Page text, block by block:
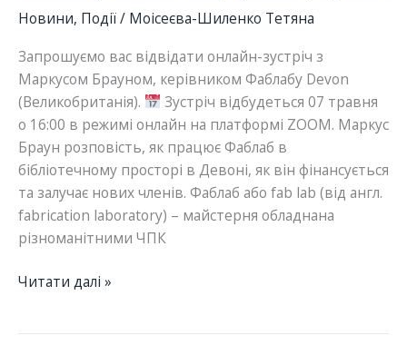
Новини, Події/ Моісеєва-Шиленко Тетяна
Запрошуємо вас відвідати онлайн-зустріч з
Маркусом Брауном, керівником Фаблабу Devon
(Великобританія).
Зустріч відбудеться 07 травня
о 16:00 в режимі онлайн на платформі ZOOM. Маркус
Браун розповість, як працює Фаблаб в
бібліотечному просторі в Девоні, як він фінансується
та залучає нових членів. Фаблаб або fab lab (від англ.
fabrication laboratory) – майстерня обладнана
різноманітними ЧПК
07.05
Читати далі »